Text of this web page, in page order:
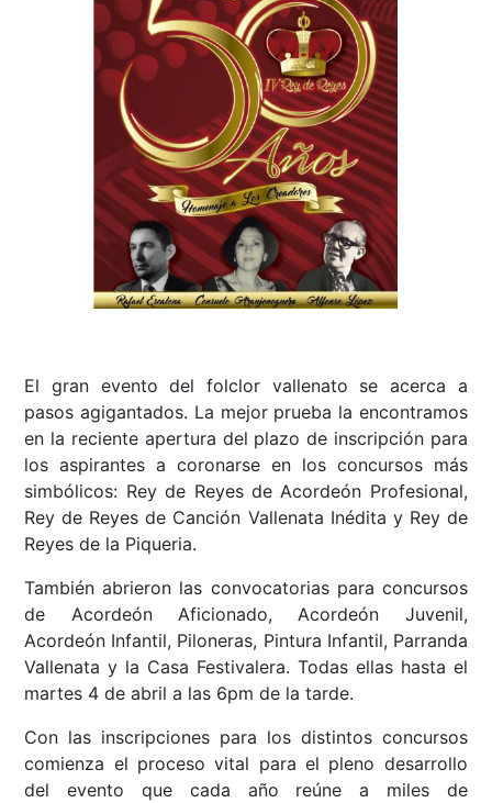
El gran evento del folclor vallenato se acerca a
pasos agigantados. La mejor prueba la encontramos
en la reciente apertura del plazo de inscripción para
los aspirantes a coronarse en los concursos más
simbólicos: Rey de Reyes de Acordeón Profesional,
Rey de Reyes de Canción Vallenata Inédita y Rey de
Reyes de la Piqueria.
También abrieron las convocatorias para concursos
de Acordeón Aficionado, Acordeón Juvenil,
Acordeón Infantil, Piloneras, Pintura Infantil, Parranda
Vallenata y la Casa Festivalera. Todas ellas hasta el
martes 4 de abril a las 6pm de la tarde.
Con las inscripciones para los distintos concursos
comienza el proceso vital para el pleno desarrollo
del evento que cada año reúne a miles de